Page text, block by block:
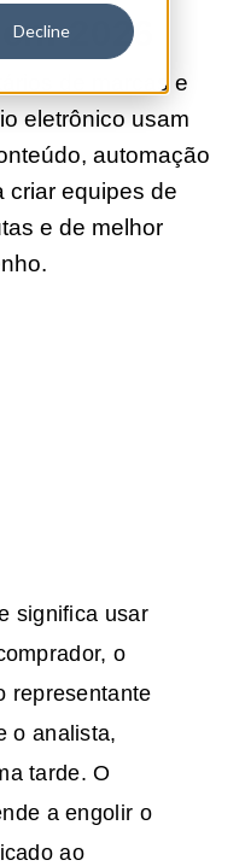
Decline2026
de marcas e
eletrônico usam
automação
criar equipes de
e de melhor
significa usar
o
representante
o analista,
tarde. O
a engolir o
ao